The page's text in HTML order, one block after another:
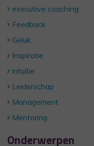
executive coaching
Feedback
Geluk
Inspiratie
intuitie
Leiderschap
Management
Mentoring
Onderwerpen